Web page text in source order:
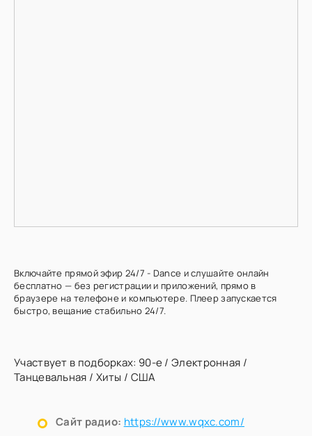
Включайте прямой эфир 24/7 - Dance и слушайте онлайн
бесплатно — без регистрации и приложений, прямо в
браузере на телефоне и компьютере. Плеер запускается
быстро, вещание стабильно 24/7.
Участвует в подборках: 90-е/Электронная /
Танцевальная / Хиты / США
Сайт радио: https://www.wqxc.com/